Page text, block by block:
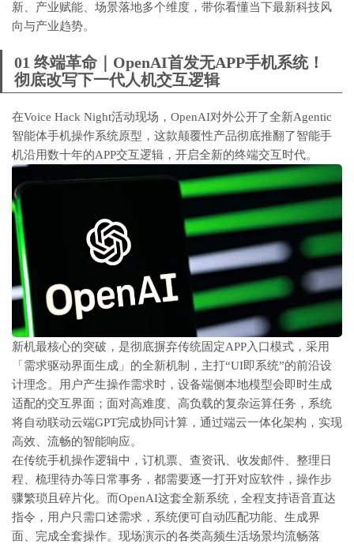
新、产业赋能、场景落地多个维度，带你看懂当下最新科技风
向与产业趋势。
01 终端革命｜OpenAI首发无APP手机系统！
彻底改写下一代人机交互逻辑
在Voice Hack Night活动现场，OpenAI对外公开了全新Agentic
智能体手机操作系统原型，这款颠覆性产品彻底推翻了智能手
机沿用数十年的APP交互逻辑，开启全新的终端交互时代。
新机最核心的突破，是彻底摒弃传统固定APP入口模式，采用
「需求驱动界面生成」的全新机制，主打“UI即系统”的前沿设
计理念。用户产生操作需求时，设备端侧本地模型会即时生成
适配的交互界面；面对高难度、高负载的复杂运算任务，系统
将自动联动云端GPT完成协同计算，通过端云一体化架构，实现
高效、流畅的智能响应。
在传统手机操作逻辑中，订机票、查资讯、收发邮件、整理日
程、梳理待办等日常事务，都需要逐一打开对应软件，操作步
骤繁琐且碎片化。而OpenAI这套全新系统，全程支持语音直达
指令，用户只需口述需求，系统便可自动匹配功能、生成界
面、完成全套操作。现场演示的各类高频生活场景均流畅落